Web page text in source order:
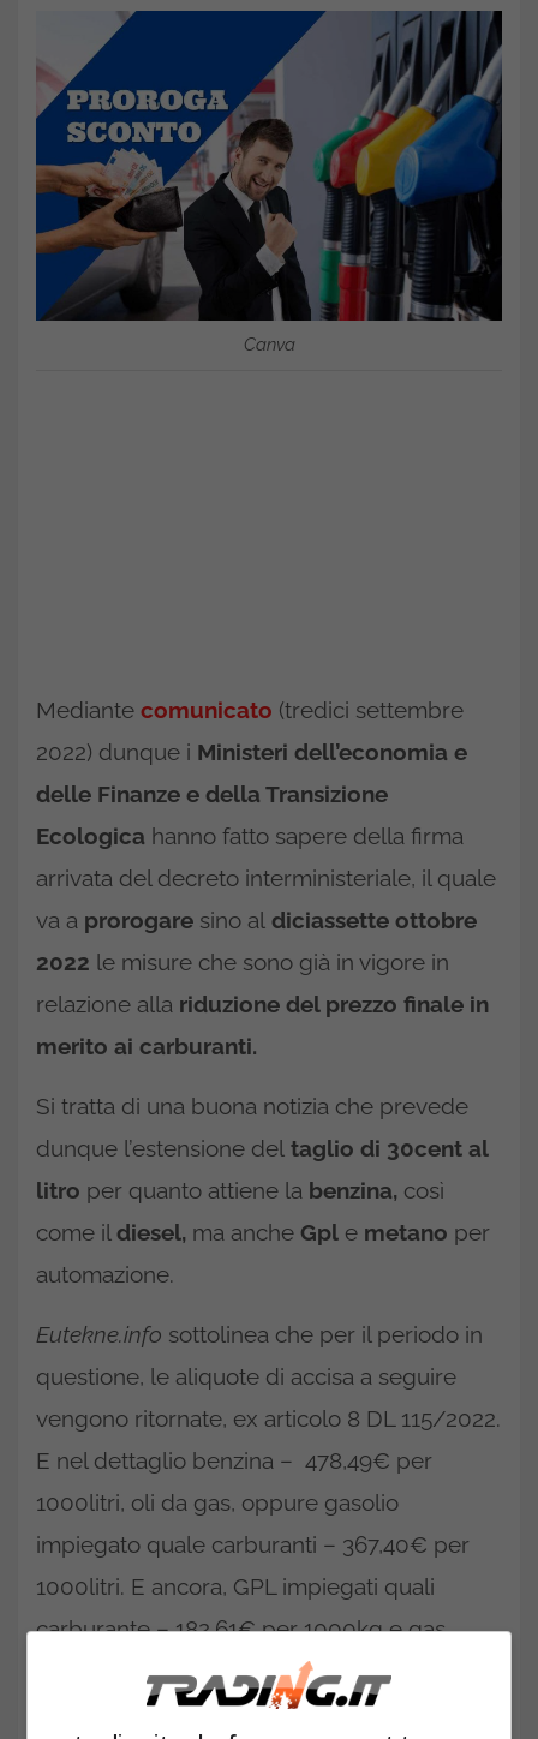
Canva
Mediante comunicato (tredici settembre
2022) dunque i Ministeri dell’economia e
delle Finanze e della Transizione
Ecologica hanno fatto sapere della firma
arrivata del decreto interministeriale, il quale
va a prorogare sino al diciassette ottobre
2022 le misure che sono già in vigore in
relazione alla riduzione del prezzo finale in
merito ai carburanti.
Si tratta di una buona notizia che prevede
dunque l’estensione del taglio di 30cent al
litro per quanto attiene la benzina, così
come il diesel, ma anche Gpl e metano per
automazione.
Eutekne.info sottolinea che per il periodo in
questione, le aliquote di accisa a seguire
vengono ritornate, ex articolo 8 DL 115/2022.
E nel dettaglio benzina – 478,49€ per
1000litri, oli da gas, oppure gasolio
impiegato quale carburanti – 367,40€ per
1000litri. E ancora, GPL impiegati quali
carburante – 182,61€ per 1000kg e gas
naturale impiegato al fine dell’autostazione –
0€ per metro cubo.